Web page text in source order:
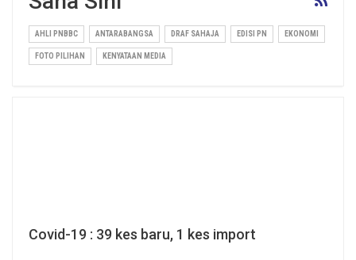
AHLI PNBBC ANTARABANGSA DRAF SAHAJA EDISI PN EKONOMI
FOTO PILIHAN KENYATAAN MEDIA
Covid-19 : 39 kes baru, 1 kes import